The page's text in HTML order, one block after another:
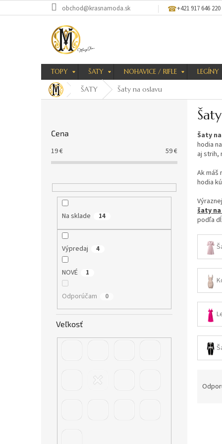
na
obchod@krasnamoda.sk +421 917 646 220
TOPY ŠATY NOHAVICE / RIFLE LEGÍNY
ŠATY Šaty na oslavu
Cena
19€ 59€
Na sklade 14
Výpredaj 4
NOVÉ 1
Odporúčam 0
Veľkosť
Šaty
hodia
aj strih,
Ak máš
hodia
šaty
podľa